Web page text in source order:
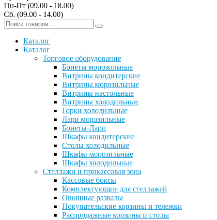
Пн-Пт (09.00 - 18.00)
Сб. (09.00 - 14.00)
Каталог
Каталог
Торговое оборудование
Бонеты морозильные
Витрины кондитерские
Витрины морозильные
Витрины настольные
Витрины холодильные
Горки холодильные
Лари морозильные
Бонеты-Лари
Шкафы кондитерские
Столы холодильные
Шкафы морозильные
Шкафы холодильные
Стеллажи и прикассовая зона
Кассовые боксы
Комплектующие для стеллажей
Овощные развалы
Покупательские корзины и тележки
Распродажные корзины и столы